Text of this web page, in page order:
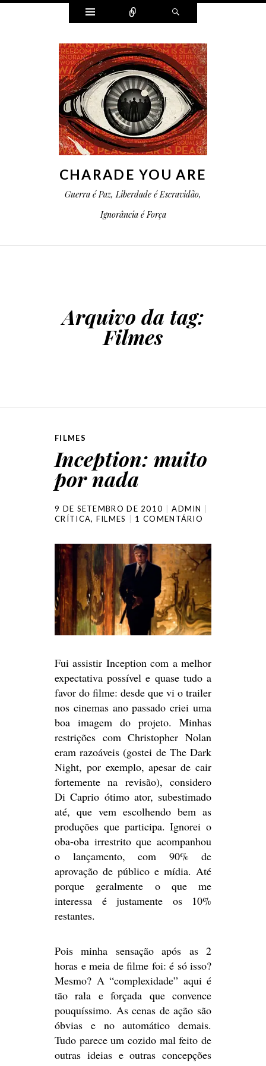
Widgets Conectar
CHARADE YOU ARE
Guerra é Paz, Liberdade é Escravidão,
Ignorância é Força
Arquivo da tag:
Filmes
FILMES
Inception: muito
por nada
9 DE SETEMBRO DE 2010
ADMIN
CRÍTICA, FILMES 1 COMENTÁRIO
Fui assistir Inception com a melhor
expectativa possível e quase tudo a
favor do filme: desde que vi o trailer
nos cinemas ano passado criei uma
boa imagem do projeto. Minhas
restrições com Christopher Nolan
eram razoáveis (gostei de The Dark
Night, por exemplo, apesar de cair
fortemente na revisão), considero
Di Caprio ótimo ator, subestimado
até, que vem escolhendo bem as
produções que participa. Ignorei o
oba-oba irrestrito que acompanhou
o lançamento, com 90% de
aprovação de público e mídia. Até
porque geralmente o que me
interessa é justamente os 10%
restantes.
Pois minha sensação após as 2
horas e meia de filme foi: é só isso?
Mesmo? A “complexidade” aqui é
tão rala e forçada que convence
pouquíssimo. As cenas de ação são
óbvias e no automático demais.
Tudo parece um cozido mal feito de
outras ideias e outras concepções